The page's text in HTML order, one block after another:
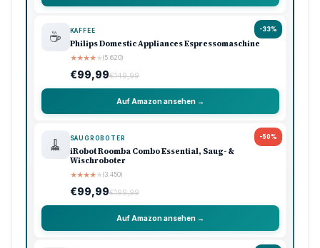
-33%
☕ KAFFEE
Philips Domestic Appliances Espressomaschine
★★★★★(5.620)
€99,99€149,99
Auf Amazon ansehen →
-50%
🧹 SAUGROBOTER
iRobot Roomba Combo Essential, Saug- &
Wischroboter
★★★★★(3.450)
€99,99€199,99
Auf Amazon ansehen →